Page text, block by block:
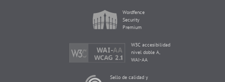
Wordfence
Security
Premium
W3C accesibilidad
nivel doble A,
WAI-AA
Sello de calidad y